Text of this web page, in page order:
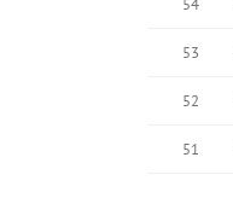
54
53
52
51